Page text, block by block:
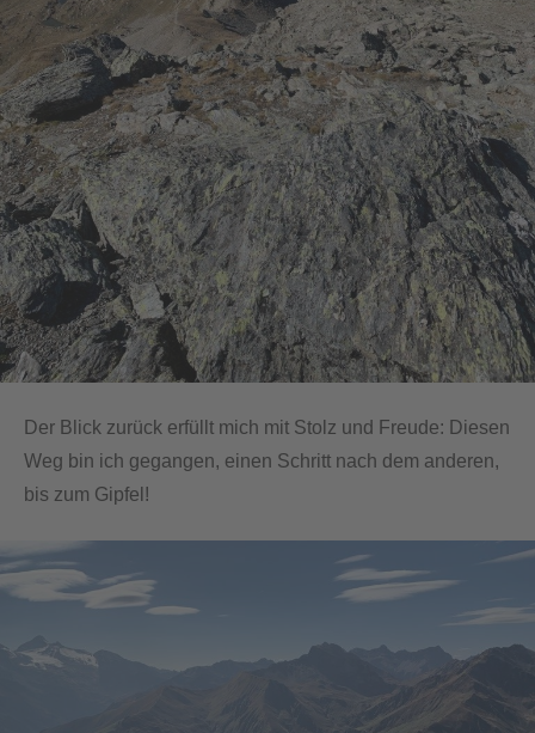
Der Blick zurück erfüllt mich mit Stolz und Freude: Diesen
Weg bin ich gegangen, einen Schritt nach dem anderen,
bis zum Gipfel!